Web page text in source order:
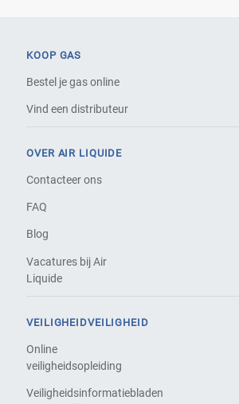
KOOP GAS
Bestel je gas online
Vind een distributeur
OVER AIR LIQUIDE
Contacteer ons
FAQ
Blog
Vacatures bij Air
Liquide
VEILIGHEIDVEILIGHEID
Online
veiligheidsopleiding
Veiligheidsinformatiebladen